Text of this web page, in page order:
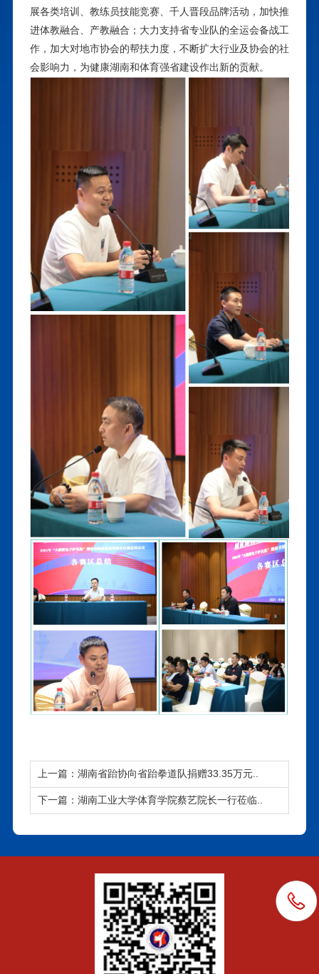
展各类培训、教练员技能竞赛、千人晋段品牌活动，加快推
进体教融合、产教融合；大力支持省专业队的全运会备战工
作，加大对地市协会的帮扶力度，不断扩大行业及协会的社
会影响力，为健康湖南和体育强省建设作出新的贡献。
上一篇：湖南省跆协向省跆拳道队捐赠33.35万元..
下一篇：湖南工业大学体育学院蔡艺院长一行莅临..